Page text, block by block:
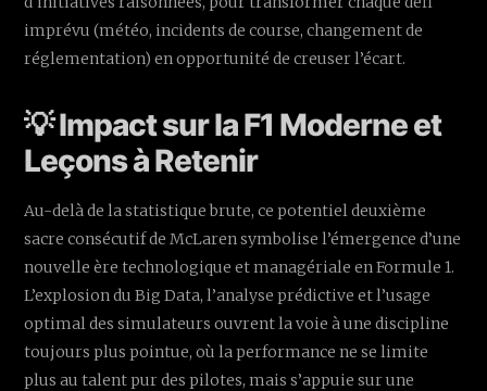
imprévu (météo, incidents de course, changement de
réglementation) en opportunité de creuser l’écart.
💡 Impact sur la F1 Moderne et
Leçons à Retenir
Au-delà de la statistique brute, ce potentiel deuxième
sacre consécutif de McLaren symbolise l’émergence d’une
nouvelle ère technologique et managériale en Formule 1.
L’explosion du Big Data, l’analyse prédictive et l’usage
optimal des simulateurs ouvrent la voie à une discipline
toujours plus pointue, où la performance ne se limite
plus au talent pur des pilotes, mais s’appuie sur une